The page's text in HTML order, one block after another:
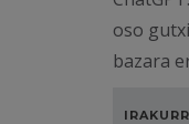
oso
bazara